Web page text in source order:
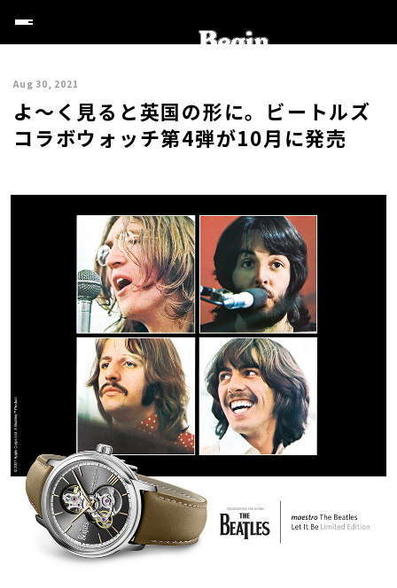
Aug 30, 2021
よ～く見ると英国の形に。ビートルズ
コラボウォッチ第4弾が10月に発売